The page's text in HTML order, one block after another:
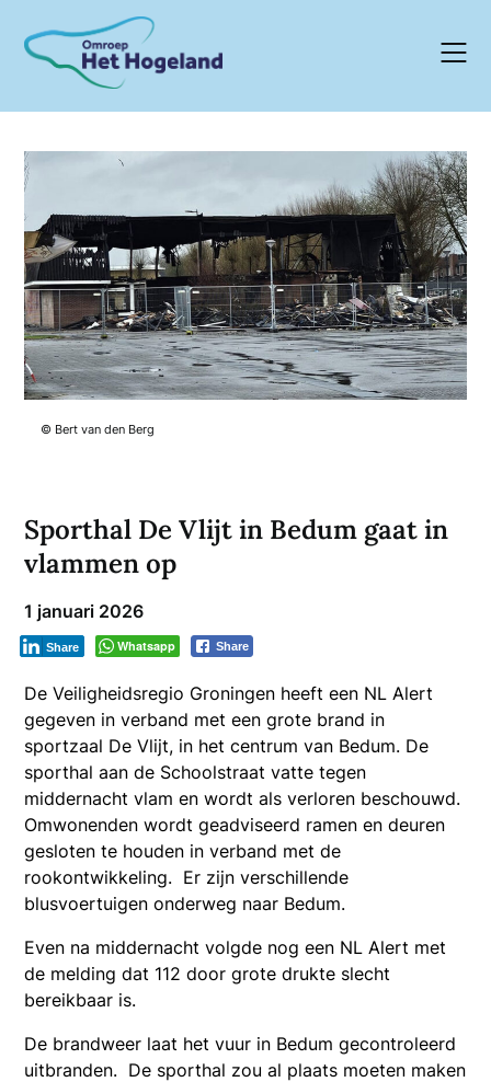
content
© Bert van den Berg
Sporthal De Vlijt in Bedum gaat in
vlammen op
1 januari 2026
Whatsapp Share
Share
De Veiligheidsregio Groningen heeft een NL Alert
gegeven in verband met een grote brand in
sportzaal De Vlijt, in het centrum van Bedum. De
sporthal aan de Schoolstraat vatte tegen
middernacht vlam en wordt als verloren beschouwd.
Omwonenden wordt geadviseerd ramen en deuren
gesloten te houden in verband met de
rookontwikkeling. Er zijn verschillende
blusvoertuigen onderweg naar Bedum.
Even na middernacht volgde nog een NL Alert met
de melding dat 112 door grote drukte slecht
bereikbaar is.
De brandweer laat het vuur in Bedum gecontroleerd
uitbranden. De sporthal zou al plaats moeten maken